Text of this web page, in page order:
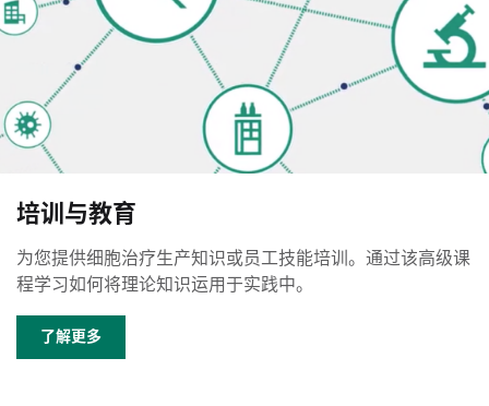
培训与教育
为您提供细胞治疗生产知识或员工技能培训。通过该高级课
程学习如何将理论知识运用于实践中。
了解更多